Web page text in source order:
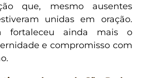
que, mesmo ausentes
unidas em oração.
fortaleceu ainda mais o
e compromisso com